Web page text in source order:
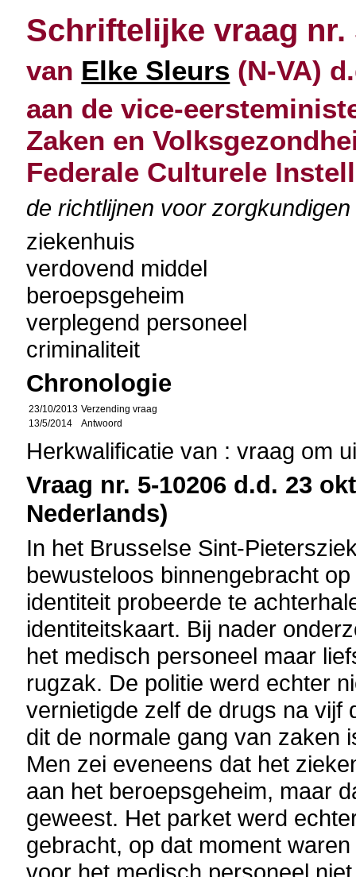
Schriftelijke vraag nr.
van Elke Sleurs (N-VA)
aan de vice-
Zaken en
Federale Culturele
de richtlijnen voor
ziekenhuis
verdovend middel
beroepsgeheim
verplegend personeel
criminaliteit
Chronologie
23/10/2013 Verzending vraag
13/5/2014
Antwoord
Herkwalificatie van : vraag om
Vraag nr. 5-10206 d.d. 23
Nederlands)
In het Brusselse Sint-
bewusteloos binnengebracht
identiteit probeerde te
identiteitskaart. Bij nader
het medisch personeel maar
rugzak. De politie werd echter
vernietigde zelf de drugs na vijf
dit de normale gang van zaken
Men zei eveneens dat het
aan het beroepsgeheim, maar
geweest. Het parket werd
gebracht, op dat moment